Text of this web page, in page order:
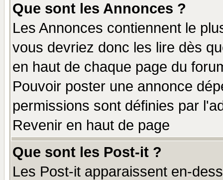
Que sont les Annonces ?
Les Annonces contiennent le
vous devriez donc les lire dès
en haut de chaque page du
Pouvoir poster une annonce
permissions sont définies par
Revenir en haut de page
Que sont les Post-it ?
Les Post-it apparaissent en-